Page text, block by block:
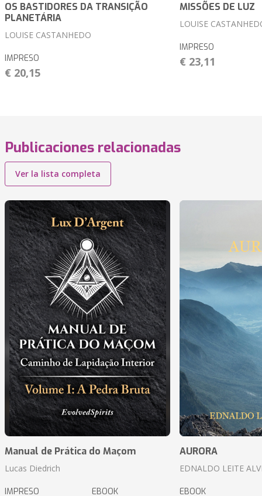
OS BASTIDORES DA TRANSIÇÃO
PLANETÁRIA
LOUISE CASTANHEDO
IMPRESO
€ 20,15
MISSÕES DE LUZ
LOUISE
IMPRESO
€ 23,11
Publicaciones relacionadas
Ver la lista completa
Manual de Prática do Maçom
Lucas Diedrich
IMPRESO EBOOK
AURORA
EDNALDO LEITE
EBOOK